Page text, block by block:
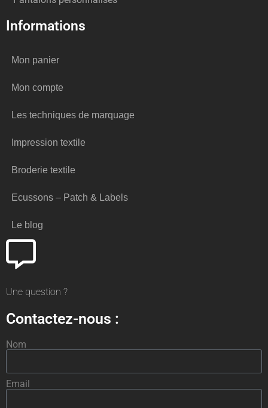
Informations
Mon panier
Mon compte
Les techniques de marquage
Impression textile
Broderie textile
Ecussons – Patch & Labels
Le blog
Une question ?
Contactez-nous :
Nom
Email